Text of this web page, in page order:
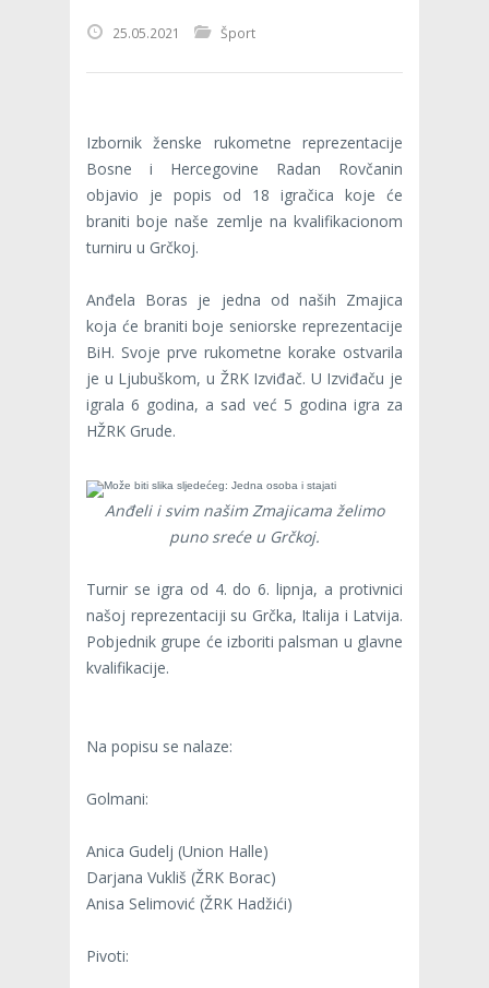
25.05.2021 Šport
Izbornik ženske rukometne reprezentacije
Bosne i Hercegovine Radan Rovčanin
objavio je popis od 18 igračica koje će
braniti boje naše zemlje na kvalifikacionom
turniru u Grčkoj.
Anđela Boras je jedna od naših Zmajica
koja će braniti boje seniorske reprezentacije
BiH. Svoje prve rukometne korake ostvarila
je u Ljubuškom, u ŽRK Izviđač. U Izviđaču je
igrala 6 godina, a sad već 5 godina igra za
HŽRK Grude.
Anđeli i svim našim Zmajicama želimo
puno sreće u Grčkoj.
Turnir se igra od 4. do 6. lipnja, a protivnici
našoj reprezentaciji su Grčka, Italija i Latvija.
Pobjednik grupe će izboriti palsman u glavne
kvalifikacije.
Na popisu se nalaze:
Golmani:
Anica Gudelj (Union Halle)
Darjana Vukliš (ŽRK Borac)
Anisa Selimović (ŽRK Hadžići)
Pivoti: